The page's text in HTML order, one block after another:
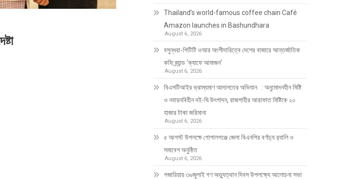
Thailand’s world-famous coffee chain Café
Amazon launches in Bashundhara
August 6, 2026
বসুন্ধরা-পিটিটি ওআর অংশীদারিত্বে দেশের বাজারে আন্তর্জাতিক
কফি ব্র্যান্ড ‘ক্যাফে আমাজন’
August 6, 2026
বিএসটিআইর ভ্রাম্যমাণ আদালতের অভিযান : অনুমোদনহীন মিষ্টি
ও নবায়নবিহীন দই-ঘি উৎপাদন, রাজশাহীর আরাফাত মিষ্টিকে ২০
হাজার টাকা জরিমানা
August 6, 2026
৫ আগস্ট উপলক্ষে গোপালগঞ্জে জেলা বিএনপির বর্ণাঢ্য র‍্যালি ও
সমাবেশ অনুষ্ঠিত
August 6, 2026
গজারিয়ায় ৩৬জুলাই গণ অভ্যুত্থান দিবস উপলক্ষ্যে আলোচনা সভা